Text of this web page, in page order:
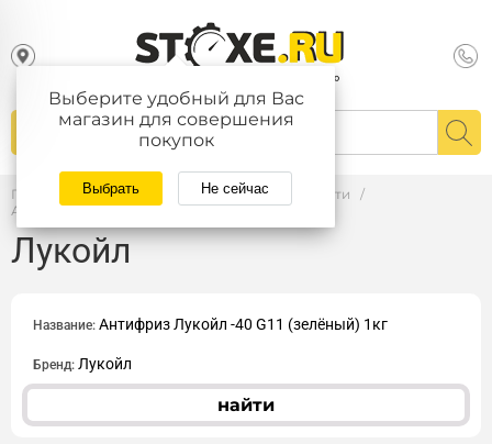
Выберите удобный для Вас
магазин для совершения
покупок
Выбрать Не сейчас
Главная / Каталог Автомасла и тех.жидкости
/
Антифризы, тосол и.т.д.
/ Лукойл
Лукойл
Название: Антифриз Лукойл -40 G11 (зелёный) 1кг
Бренд: Лукойл
найти